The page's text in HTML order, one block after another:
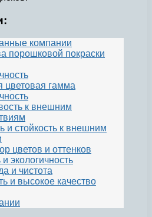
компании
порошковой покраски
цветовая гамма
к внешним
и стойкость к внешним
цветов и оттенков
экологичность
и чистота
и высокое качество